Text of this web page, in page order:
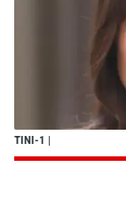
TINI-1 |